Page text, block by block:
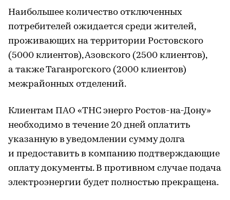
Наибольшее количество отключенных
потребителей ожидается среди жителей,
проживающих на территории Ростовского
(5000 клиентов), Азовского (2500 клиентов),
а также Таганрогского (2000 клиентов)
межрайонных отделений.
Клиентам ПАО «ТНС энерго Ростов-на-Дону»
необходимо в течение 20 дней оплатить
указанную в уведомлении сумму долга
и предоставить в компанию подтверждающие
оплату документы. В противном случае подача
электроэнергии будет полностью прекращена.